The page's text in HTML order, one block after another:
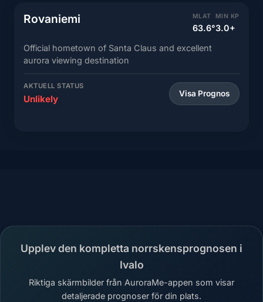
Rovaniemi MLAT
63.6°
MIN KP
3.0+
Official hometown of Santa Claus and excellent
aurora viewing destination
AKTUELL STATUS
Unlikely Visa Prognos
Upplev den kompletta norrskensprognosen i
Ivalo
Riktiga skärmbilder från AuroraMe-appen som visar
detaljerade prognoser för din plats.